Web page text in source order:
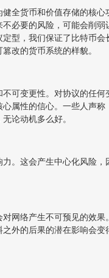
全货币和价值存储的核心
必要的风险，可能会削弱
型，我们保证了比特币会
改的货币系统的样貌。
可变更性。对协议的任何
属性的信心。一些人声称
论动机多么好。
。这会产生中心化风险，
网络产生不可预见的效果
外的后果的潜在影响会变